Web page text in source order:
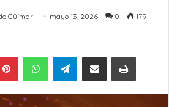
Güímar mayo 13, 2026 0 179
PinterestWhatsAppTelegramCompartir por Email Imprimir